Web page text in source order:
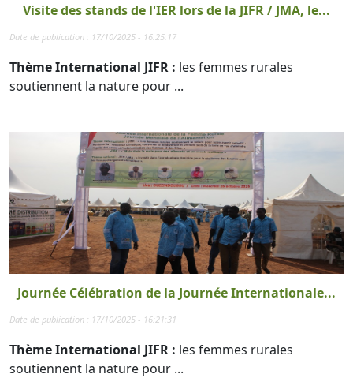
Visite des stands de l'IER lors de la JIFR / JMA, le...
Date de publication : 17/10/2025 - 16:25:17
Thème International JIFR : les femmes rurales
soutiennent la nature pour ...
Journée Célébration de la Journée Internationale...
Date de publication : 17/10/2025 - 16:21:31
Thème International JIFR : les femmes rurales
soutiennent la nature pour ...